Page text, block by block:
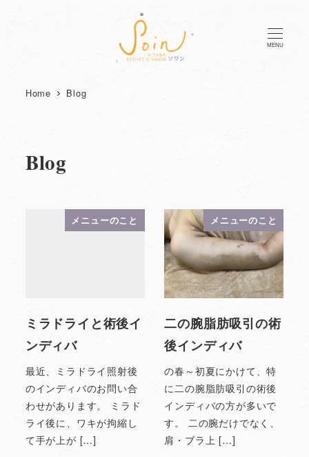
MENU
Home Blog
Blog
メニューのこと
ミラドライと術後イ
ンディバ
最近、ミラドライ照射後
のインディバのお問い合
わせがあります。 ミラド
ライ後に、ワキが拘縮し
て手が上が […]
メニューのこと
二の腕脂肪吸引の術
後インディバ
の春～初夏にかけて、特
に二の腕脂肪吸引の術後
インディバの方が多いで
す。 二の腕だけでなく、
肩・ブラ上 […]